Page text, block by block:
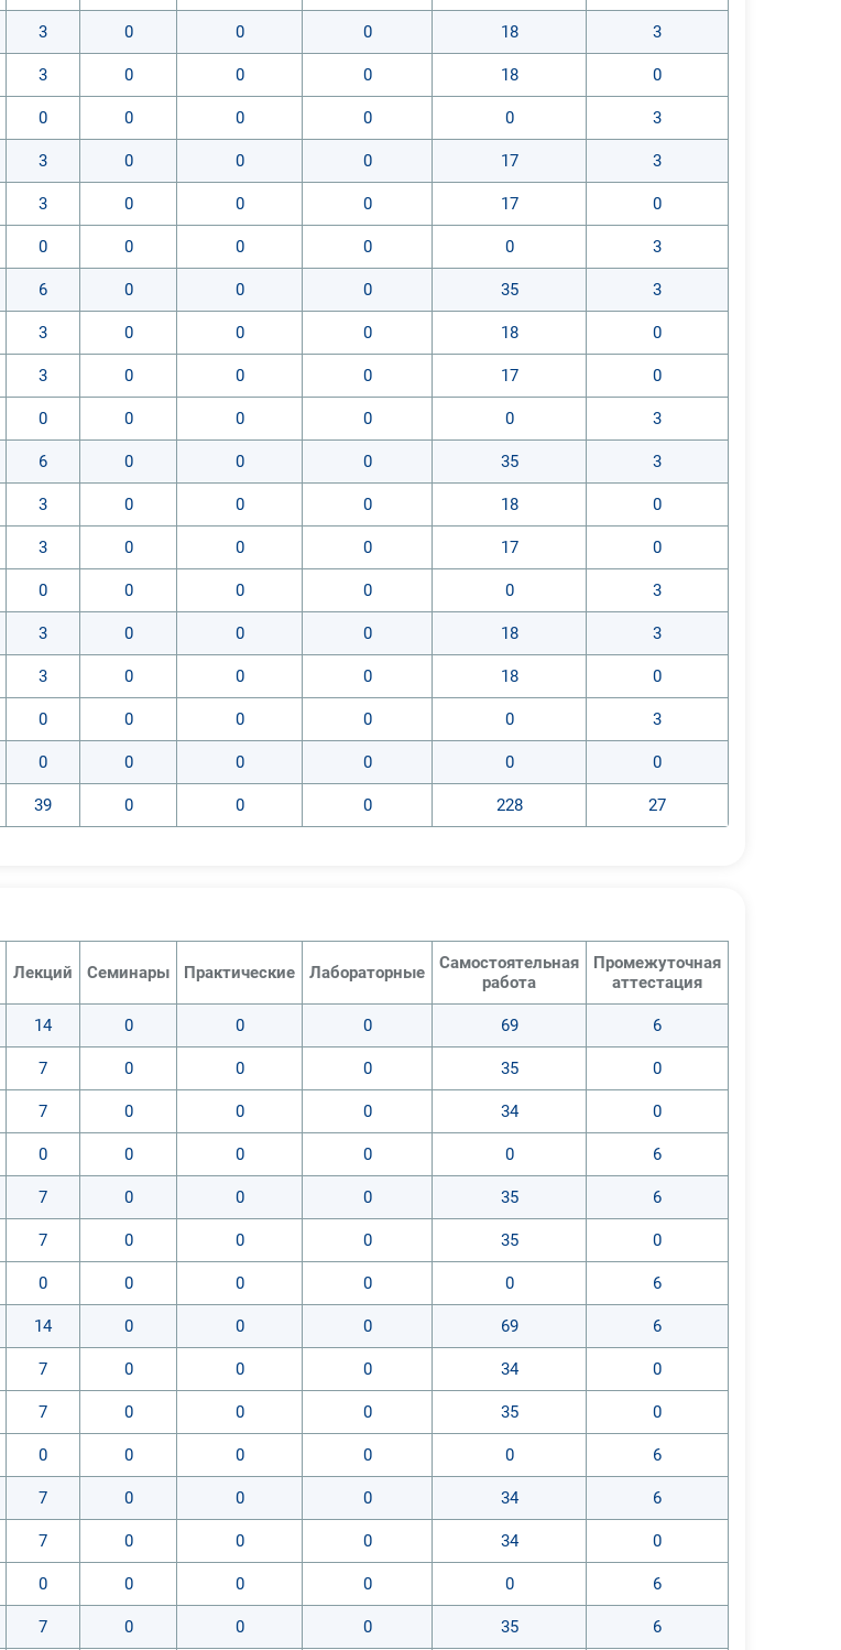
3 0 0 0 18 3
3 0 0 0 18 0
0 0 0 0 0 3
3 0 0 0 17 3
3 0 0 0 17 0
0 0 0 0 0 3
6 0 0 0 35 3
3 0 0 0 18 0
3 0 0 0 17 0
0 0 0 0 0 3
6 0 0 0 35 3
3 0 0 0 18 0
3 0 0 0 17 0
0 0 0 0 0 3
3 0 0 0 18 3
3 0 0 0 18 0
0 0 0 0 0 3
0 0 0 0 0 0
39 0 0 0 228 27
Лекций Семинары Практические Лабораторные
Самостоятельная
работа
Промежуточная
аттестация
14 0 0 0 69 6
7 0 0 0 35 0
7 0 0 0 34 0
0 0 0 0 0 6
7 0 0 0 35 6
7 0 0 0 35 0
0 0 0 0 0 6
14 0 0 0 69 6
7 0 0 0 34 0
7 0 0 0 35 0
0 0 0 0 0 6
7 0 0 0 34 6
7 0 0 0 34 0
0 0 0 0 0 6
7 0 0 0 35 6